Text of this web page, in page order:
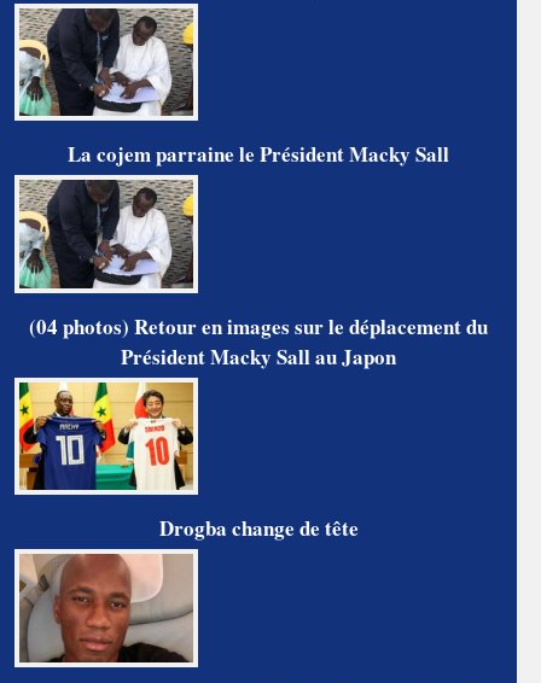
La cojem parraine le Président Macky Sall
(04 photos) Retour en images sur le déplacement du
Président Macky Sall au Japon
Drogba change de tête